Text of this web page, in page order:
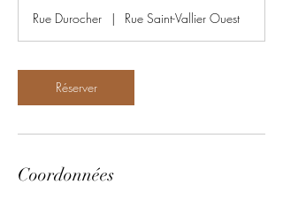
i
n
Rue Durocher | Rue Saint-Vallier Ouest
Réserver
Coordonnées